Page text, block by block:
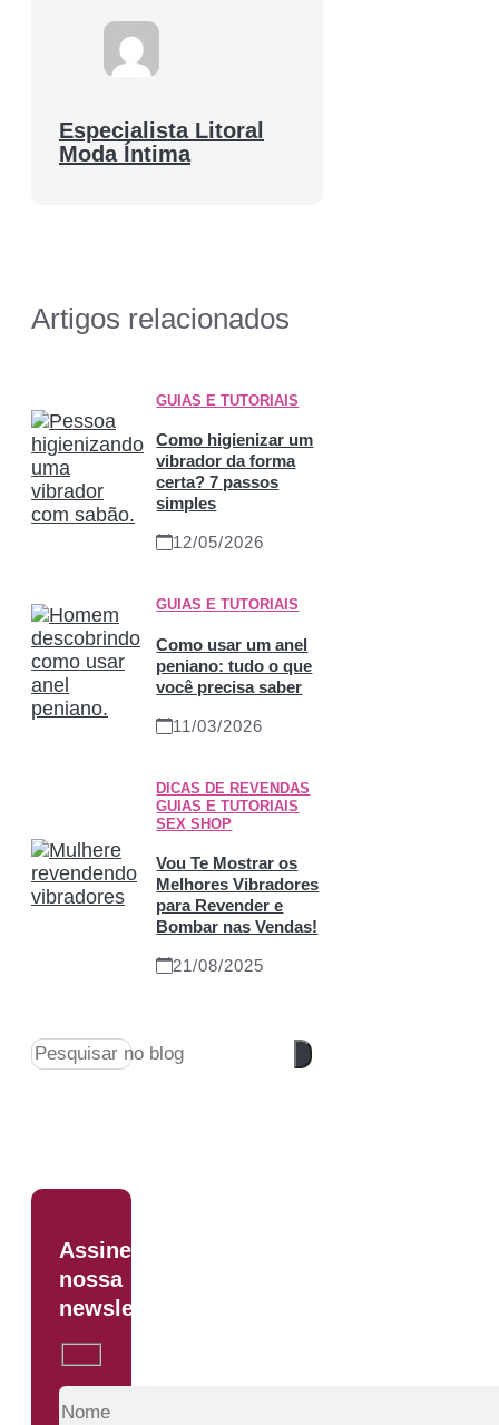
Especialista Litoral
Moda Íntima
Artigos relacionados
GUIAS E TUTORIAIS
Como higienizar um
vibrador da forma
certa? 7 passos
simples
12/05/2026
GUIAS E TUTORIAIS
Como usar um anel
peniano: tudo o que
você precisa saber
11/03/2026
DICAS DE REVENDAS
GUIAS E TUTORIAIS
SEX SHOP
Vou Te Mostrar os
Melhores Vibradores
para Revender e
Bombar nas Vendas!
21/08/2025
Pesquisar
Assine
nossa
newsletter